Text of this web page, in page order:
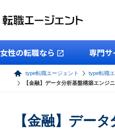
女性の転職なら 専門サ
type転職エージェント type転職
【金融】データ分析基盤構築エンジ
【金融】デー